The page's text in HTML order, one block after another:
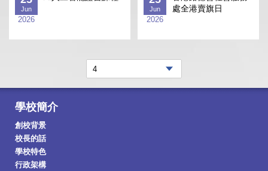
Jun
2026
Jun
2026
處全港賣旗日
學校簡介
創校背景
校長的話
學校特色
行政架構